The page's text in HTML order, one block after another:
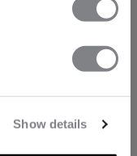
Show details